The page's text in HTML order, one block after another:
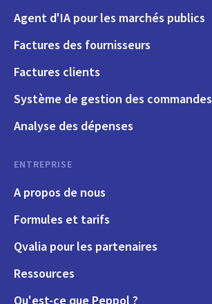
Agent d'IA pour les marchés publics
Factures des fournisseurs
Factures clients
Système de gestion des commandes
Analyse des dépenses
ENTREPRISE
A propos de nous
Formules et tarifs
Qvalia pour les partenaires
Ressources
Qu'est-ce que Peppol ?